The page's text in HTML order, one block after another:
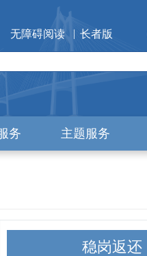
无障碍阅读 | 长者版
务 主题服务
稳岗返还